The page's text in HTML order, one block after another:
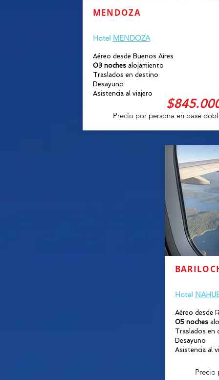
MENDOZA
Hotel MENDOZA
Aéreo desde Buenos Aires
03 nochesalojamiento
Traslados en destino
Desayuno
Asistencia al viajero
Precio por persona en base
Hotel
Aéreo desde
05 noches
Traslados en
Desayuno
Asistencia al
Precio